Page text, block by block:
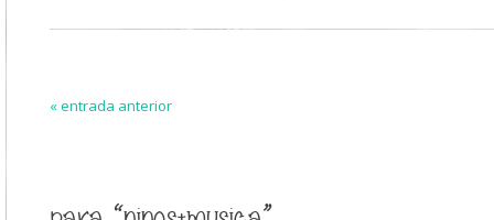
« entrada anterior